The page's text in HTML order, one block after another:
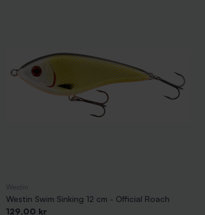
Westin Swim Sinking 12 cm - Official Roach
Pris
129,00 kr